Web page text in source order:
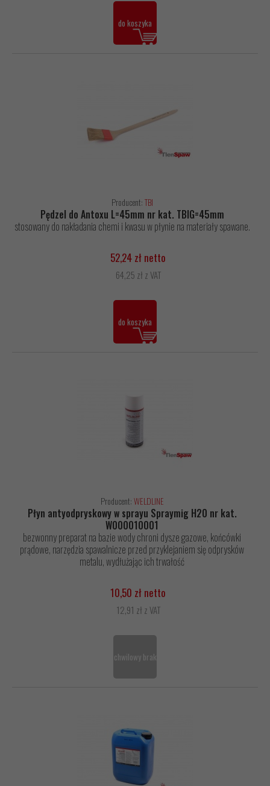
do koszyka
Producent:TBI
Pędzel do Antoxu L=45mm nr kat. TBIG=45mm
stosowany do nakładania chemi i kwasu w płynie na materiały spawane.
52,24 zł netto
64,25 zł z VAT
do koszyka
Producent:WELDLINE
Płyn antyodpryskowy w sprayu Spraymig H20 nr kat.
W000010001
bezwonny preparat na bazie wody chroni dysze gazowe, końcówki
prądowe, narzędzia spawalnicze przed przyklejaniem się odprysków
metalu, wydłużając ich trwałość
10,50 zł netto
12,91 zł z VAT
chwilowy brak